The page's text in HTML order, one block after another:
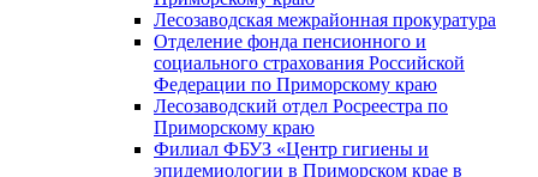
Лесозаводская межрайонная прокуратура
Отделение фонда пенсионного и
социального страхования Российской
Федерации по Приморскому краю
Лесозаводский отдел Росреестра по
Приморскому краю
Филиал ФБУЗ «Центр гигиены и
эпидемиологии в Приморском крае в